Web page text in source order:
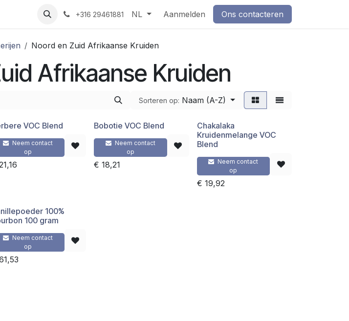
Contact +316 29461881 NL Aanmelden Ons contacteren
Noord en Zuid Afrikaanse Kruiden
Afrikaanse Kruiden
Sorteren op: Naam (A-Z)
VOC Blend
Neem contact
op
Bobotie VOC Blend
Neem contact
op
€18,21
Chakalaka
Kruidenmelange VOC
Blend
Neem contact
op
€ 19,92
100%
100 gram
Neem contact
op